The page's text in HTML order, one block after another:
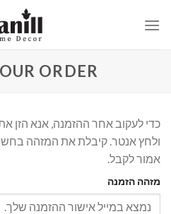
ORDER
כדי לעקוב אחר ההזמנה, אנא הזן
ולחץ אנטר. קיבלת את המזהה
אמור לקבל.
מזהה הזמנה